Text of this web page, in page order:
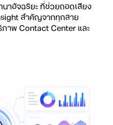
าอัจฉริยะ ที่ช่วยถอดเสียง
สำคัญจากทุกสาย
าพ Contact Center และ